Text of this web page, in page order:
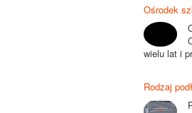
Ośrodek
wielu lat i
Rodzaj